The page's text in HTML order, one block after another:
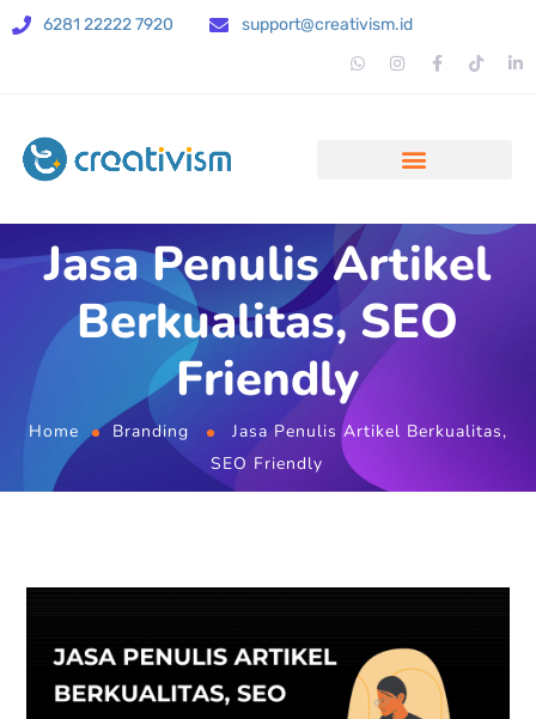
6281 22222 7920 support@creativism.id
Jasa Penulis Artikel
Berkualitas, SEO
Friendly
Home Branding
Jasa Penulis Artikel Berkualitas,
SEO Friendly